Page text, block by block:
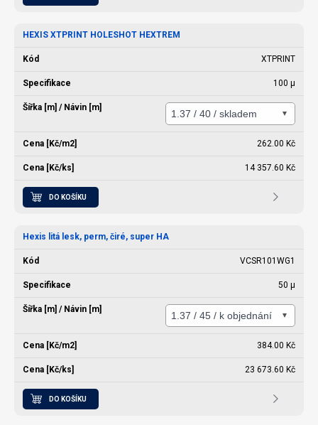
HEXIS XTPRINT HOLESHOT HEXTREM
XTPRINT
100 µ
262.00 Kč
14 357.60 Kč
DO KOŠÍKU
Hexis litá lesk, perm, čiré, super HA
VCSR101WG1
50 µ
384.00 Kč
23 673.60 Kč
DO KOŠÍKU